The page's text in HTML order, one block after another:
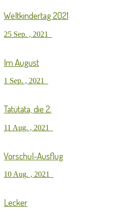
Weltkindertag 2021
25 Sep. , 2021
Im August
1 Sep. , 2021
Tatütata, die 2.
11 Aug. , 2021
Vorschul-Ausflug
10 Aug. , 2021
Lecker